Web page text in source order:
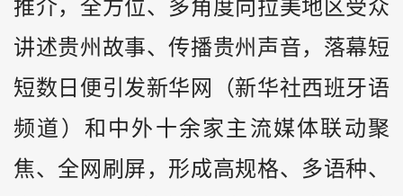
推介，全方位、多角度向拉美地区受众
讲述贵州故事、传播贵州声音，落幕短
短数日便引发新华网（新华社西班牙语
频道）和中外十余家主流媒体联动聚
焦、全网刷屏，形成高规格、多语种、